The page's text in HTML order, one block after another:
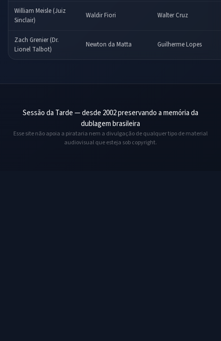
William Meisle (Juiz
Sinclair)
Waldir Fiori Walter Cruz
Zach Grenier (Dr.
Lionel Talbot)
Newton da Matta Guilherme Lopes
Sessão da Tarde — desde 2002 preservando a memória da
dublagem brasileira
Esse site não apoia a pirataria nem a divulgação de qualquer tipo de material
audiovisual que esteja sob copyright.